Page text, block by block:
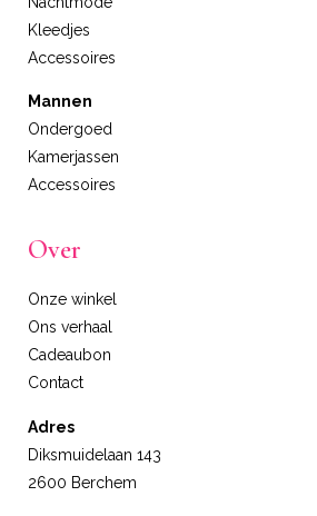
Kleedjes
Accessoires
Mannen
Ondergoed
Kamerjassen
Accessoires
Over
Onze winkel
Ons verhaal
Cadeaubon
Contact
Adres
Diksmuidelaan 143
2600 Berchem